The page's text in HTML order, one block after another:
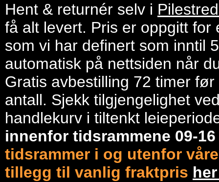
Hent & returnér selv i
få alt levert. Pris er oppgitt
som vi har definert som inntil
automatisk på nettsiden når
Gratis avbestilling 72 timer
antall. Sjekk tilgjengelighet
handlekurv i tiltenkt
innenfor tidsrammene 09-
tidsrammer i og utenfor
tillegg til vanlig fraktpris